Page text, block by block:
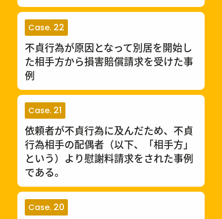
Case. 22
不貞行為が原因となって別居を開始し
た相手方から損害賠償請求を受けた事
例
Case. 21
依頼者が不貞行為に及んだため、不貞
行為相手の配偶者（以下、「相手方」
という）より慰謝料請求をされた事例
である。
Case. 20